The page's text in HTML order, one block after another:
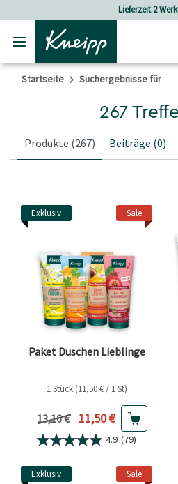
Startseite Suchergebnisse für
267
Produkte (267) Beiträge (0)
Sale
Exklusiv
Paket Duschen Lieblinge
1 Stück (11,50 € / 1 St)
Vorheriger Preis
13,16 € Aktueller Preis
11,50 €
4.9 (79)
Sale
Exklusiv